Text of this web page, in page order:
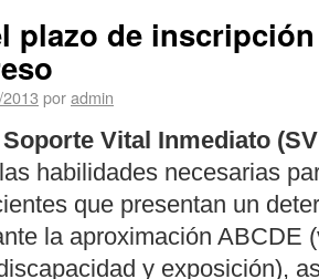
plazo de
poradmin
Vital Inmediato
habilidades necesarias
que presentan un
la aproximación ABCDE
y exposición),